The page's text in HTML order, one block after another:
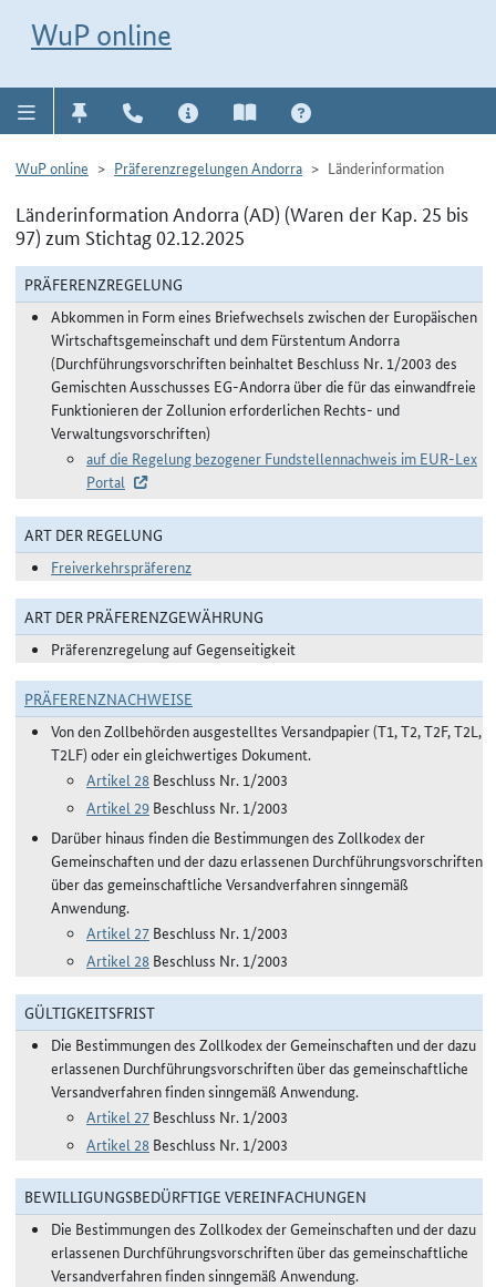
WuP online
WuP online Präferenzregelungen Andorra Länderinformation
Länderinformation Andorra (AD) (Waren der Kap. 25 bis
97) zum Stichtag 02.12.2025
PRÄFERENZREGELUNG
Abkommen in Form eines Briefwechsels zwischen der Europäischen
Wirtschaftsgemeinschaft und dem Fürstentum Andorra
(Durchführungsvorschriften beinhaltet Beschluss Nr. 1/2003 des
Gemischten Ausschusses EG-Andorra über die für das einwandfreie
Funktionieren der Zollunion erforderlichen Rechts- und
Verwaltungsvorschriften)
auf die Regelung bezogener Fundstellennachweis im EUR-Lex
Portal
ART DER REGELUNG
Freiverkehrspräferenz
ART DER PRÄFERENZGEWÄHRUNG
Präferenzregelung auf Gegenseitigkeit
PRÄFERENZNACHWEISE
Von den Zollbehörden ausgestelltes Versandpapier (T1, T2, T2F, T2L,
T2LF) oder ein gleichwertiges Dokument.
Artikel 28 Beschluss Nr. 1/2003
Artikel 29 Beschluss Nr. 1/2003
Darüber hinaus finden die Bestimmungen des Zollkodex der
Gemeinschaften und der dazu erlassenen Durchführungsvorschriften
über das gemeinschaftliche Versandverfahren sinngemäß
Anwendung.
Artikel 27 Beschluss Nr. 1/2003
Artikel 28 Beschluss Nr. 1/2003
GÜLTIGKEITSFRIST
Die Bestimmungen des Zollkodex der Gemeinschaften und der dazu
erlassenen Durchführungsvorschriften über das gemeinschaftliche
Versandverfahren finden sinngemäß Anwendung.
Artikel 27 Beschluss Nr. 1/2003
Artikel 28 Beschluss Nr. 1/2003
BEWILLIGUNGSBEDÜRFTIGE VEREINFACHUNGEN
Die Bestimmungen des Zollkodex der Gemeinschaften und der dazu
erlassenen Durchführungsvorschriften über das gemeinschaftliche
Versandverfahren finden sinngemäß Anwendung.